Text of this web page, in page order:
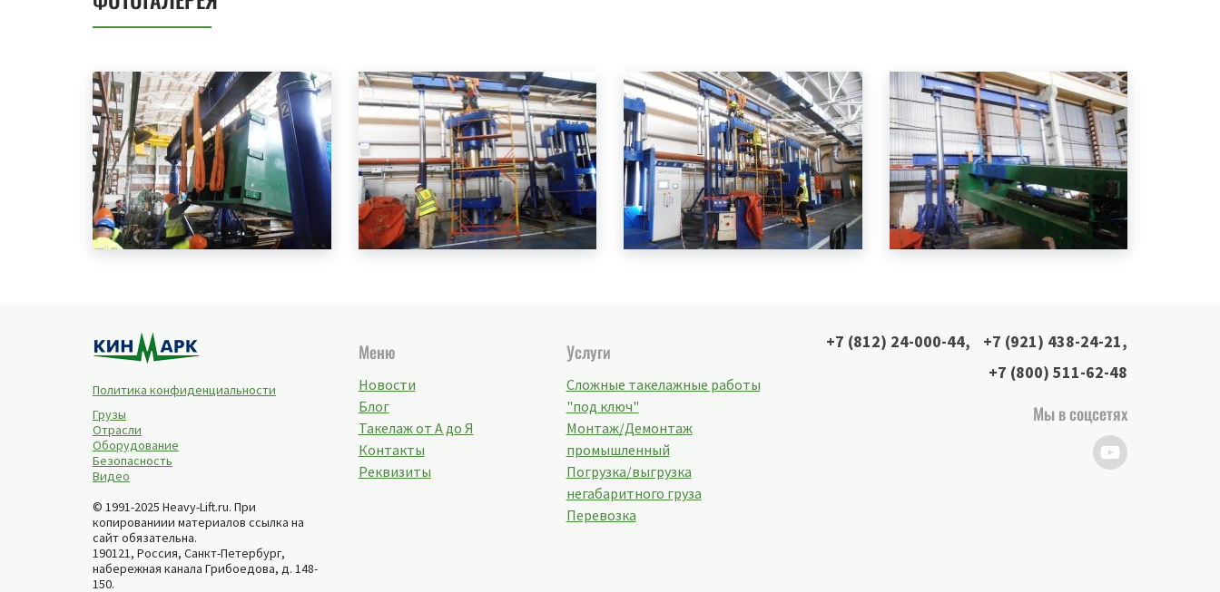
Политика конфиденциальности
Грузы
Отрасли
Оборудование
Безопасность
Видео
© 1991-2025 Heavy-Lift.ru. При
копированиии материалов ссылка на
сайт обязательна.
190121, Россия, Санкт-Петербург,
набережная канала Грибоедова, д. 148-
150.
Меню
Новости
Блог
Такелаж от А до Я
Контакты
Реквизиты
Услуги
Сложные такелажные работы
"под ключ"
Монтаж/Демонтаж
промышленный
Погрузка/выгрузка
негабаритного груза
Перевозка
+7 (812) 24-000-44, +7 (921) 438-24-21,
+7 (800) 511-62-48
Мы в соцсетях